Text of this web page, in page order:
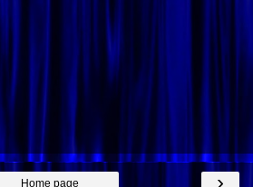
Home page